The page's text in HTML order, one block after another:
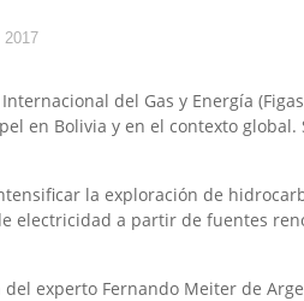
2017
del Gas y Energía
en Bolivia y en el contexto
la exploración de
electricidad a partir de fuentes
experto Fernando Meiter de